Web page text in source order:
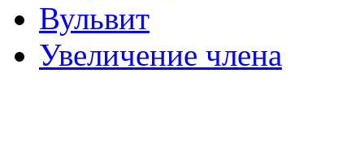
Вульвит
Увеличение члена